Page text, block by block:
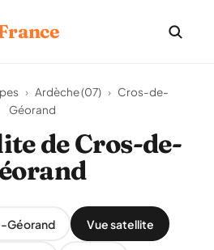
› Ardèche (07) › Cros-de-
Géorand
de Cros-de-
Géorand Vue satellite